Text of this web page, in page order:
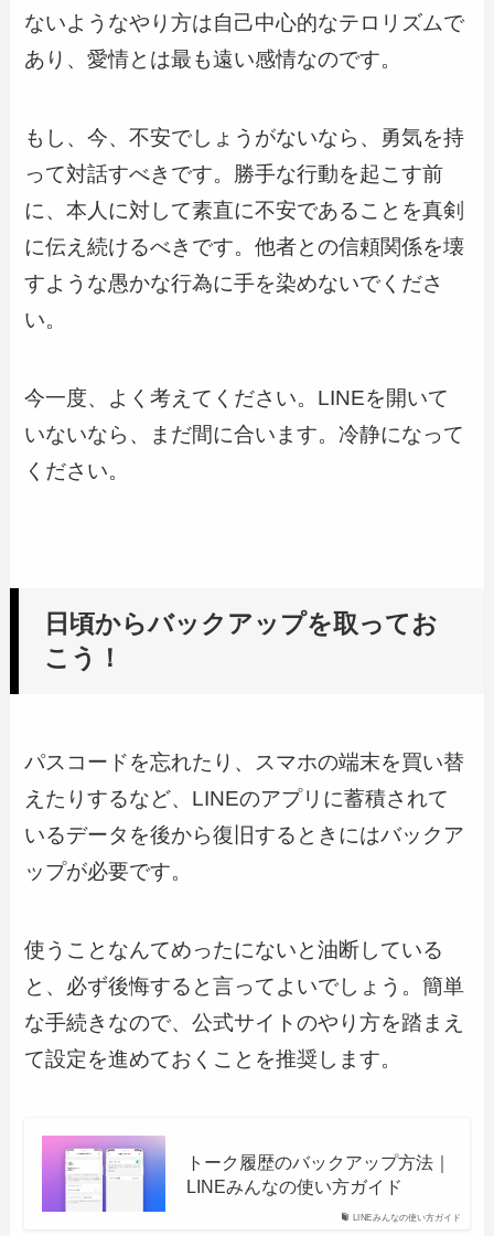
ないようなやり方は自己中心的なテロリズムで
あり、愛情とは最も遠い感情なのです。
もし、今、不安でしょうがないなら、勇気を持
って対話すべきです。勝手な行動を起こす前
に、本人に対して素直に不安であることを真剣
に伝え続けるべきです。他者との信頼関係を壊
すような愚かな行為に手を染めないでくださ
い。
今一度、よく考えてください。LINEを開いて
いないなら、まだ間に合います。冷静になって
ください。
日頃からバックアップを取ってお
こう！
パスコードを忘れたり、スマホの端末を買い替
えたりするなど、LINEのアプリに蓄積されて
いるデータを後から復旧するときにはバックア
ップが必要です。
使うことなんてめったにないと油断している
と、必ず後悔すると言ってよいでしょう。簡単
な手続きなので、公式サイトのやり方を踏まえ
て設定を進めておくことを推奨します。
LINEみんなの使い方ガイド
トーク履歴のバックアップ方法｜
LINEみんなの使い方ガイド